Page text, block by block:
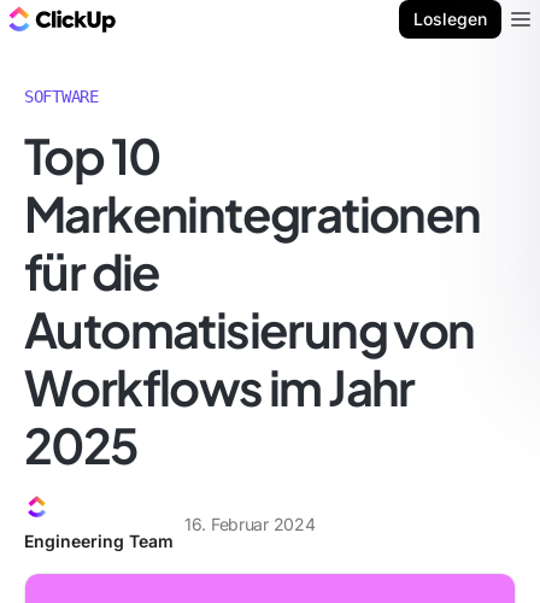
Loslegen
SOFTWARE
Top 10
Markenintegrationen
für die
Automatisierung von
Workflows im Jahr
2025
Engineering Team
16. Februar 2024